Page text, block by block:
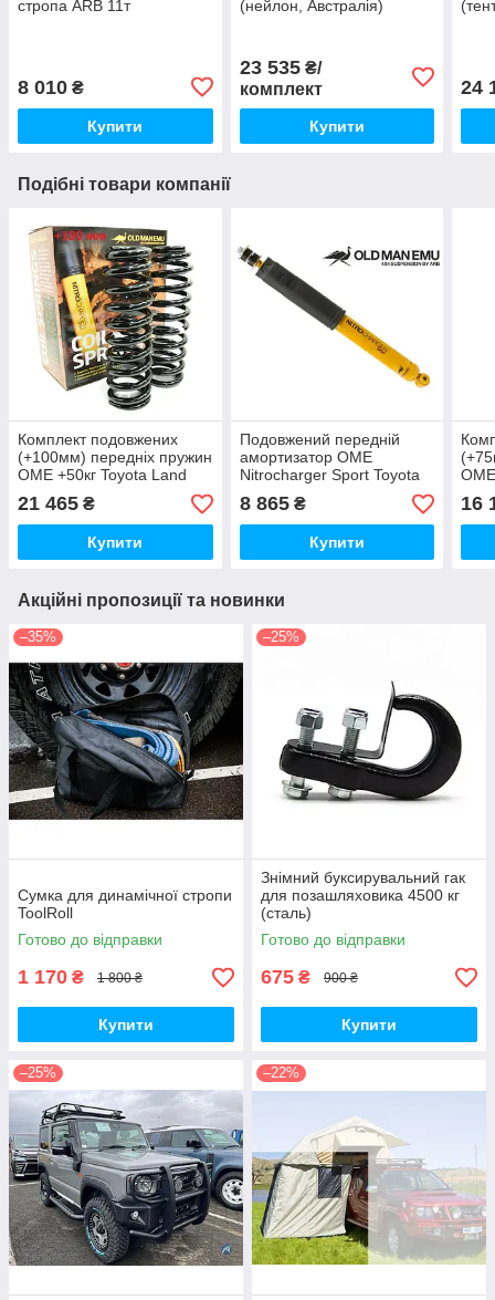
стропа ARB 11т
8 010 ₴
Купити
(нейлон, Австралія)
23 535₴/
комплект
Купити
24
Подібні товари компанії
Комплект подовжених
(+100мм) передніх пружин
OME +50кг Toyota Land
Cruiser 80/105
21 465 ₴
Купити
Подовжений передній
амортизатор OME
Nitrocharger Sport Toyota
Land Cruiser 80 / 105
8 865₴
Купити
16
Акційні пропозиції та новинки
–35%
Сумка для динамічної стропи
ToolRoll
Готово до відправки
1 170 ₴ 1 800 ₴
Купити
–25%
Знімний буксирувальний гак
для позашляховика 4500 кг
(сталь)
Готово до відправки
675 ₴ 900 ₴
Купити
–25% –22%